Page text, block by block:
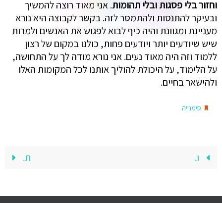
וחזור בלי פסגות ובלי תהומות. אני מאוד רוצה להמשיך
ובעיקר להתנסות ולהתמסר לזה. בקשר לקבוצה היא נורא
מעניינת ומגוונת והיה כיף לבוא לפגוש את האנשים ולמרות
שיש שיודעים יותר ויודעים פחות, כולנו במקום של רצון
ללמוד וזה היה מאוד נעים. אני נורא מודה לך על התחושה,
על הלימוד, על היכולת להוליך אותנו לכל המקומות האלו
ולהישאר בחיים.
סימנייה.
ו. ת.